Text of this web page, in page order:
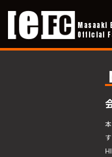
Masaaki
Official